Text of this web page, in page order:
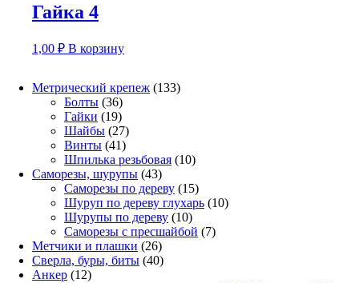
Гайка 4
1,00 ₽ В корзину
Метрический крепеж 133133
Болты 3636
товаров
Гайки 1919
товаров
Шайбы 2727
товаров
Винты 4141
товар
Шпилька резьбовая 1010
Саморезы, шурупы 4343
товара
Саморезы по дереву 1515
товаров
Шуруп по дереву глухарь 1010
Шурупы по дереву 1010
товаров
Саморезы с пресшайбой 77
Метчики и плашки 2626
товаров
Сверла, буры, биты 4040
Анкер 1212